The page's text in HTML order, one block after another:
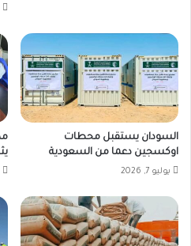
السودان يستقبل محطات
اوكسجين دعما من السعودية
يوليو 7, 2026